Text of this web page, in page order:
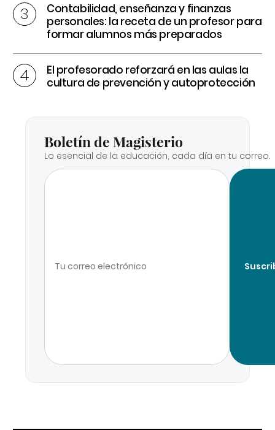
Contabilidad, enseñanza y finanzas
personales: la receta de un profesor para
formar alumnos más preparados
El profesorado reforzará en las aulas la
cultura de prevención y autoprotección
Boletín de Magisterio
Lo esencial de la educación, cada día en tu correo.